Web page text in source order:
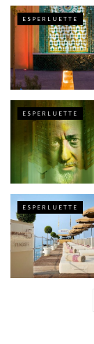
ESPERLUETTE
ESPERLUETTE
ESPERLUETTE